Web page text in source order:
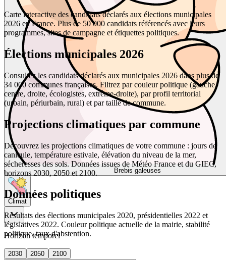
Brebis galeuses
Climat
Horizon temporel
2030 2050
2100
Carte interactive des candidats déclarés aux élections municipales
2026 en France. Plus de 50 000 candidats référencés avec leurs
programmes, sites de campagne et étiquettes politiques.
Élections municipales 2026
Consultez les candidats déclarés aux municipales 2026 dans plus de
34 000 communes françaises. Filtrez par couleur politique (gauche,
centre, droite, écologistes, extrême-droite), par profil territorial
(urbain, périurbain, rural) et par taille de commune.
Projections climatiques par commune
Découvrez les projections climatiques de votre commune : jours de
canicule, température estivale, élévation du niveau de la mer,
sécheresses des sols. Données issues de Météo France et du GIEC,
horizons 2030, 2050 et 2100.
Données politiques
Résultats des élections municipales 2020, présidentielles 2022 et
législatives 2022. Couleur politique actuelle de la mairie, stabilité
politique, taux d'abstention.